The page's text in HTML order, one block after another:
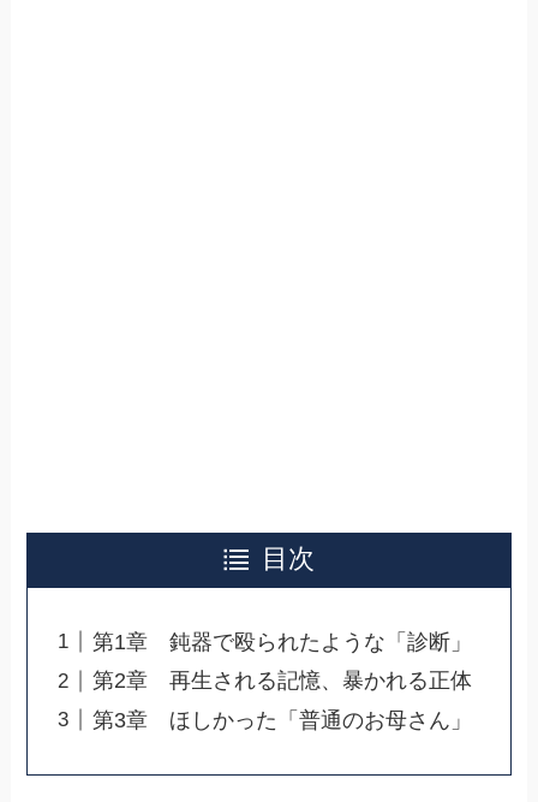
目次
第1章 鈍器で殴られたような「診断」
第2章 再生される記憶、暴かれる正体
第3章 ほしかった「普通のお母さん」